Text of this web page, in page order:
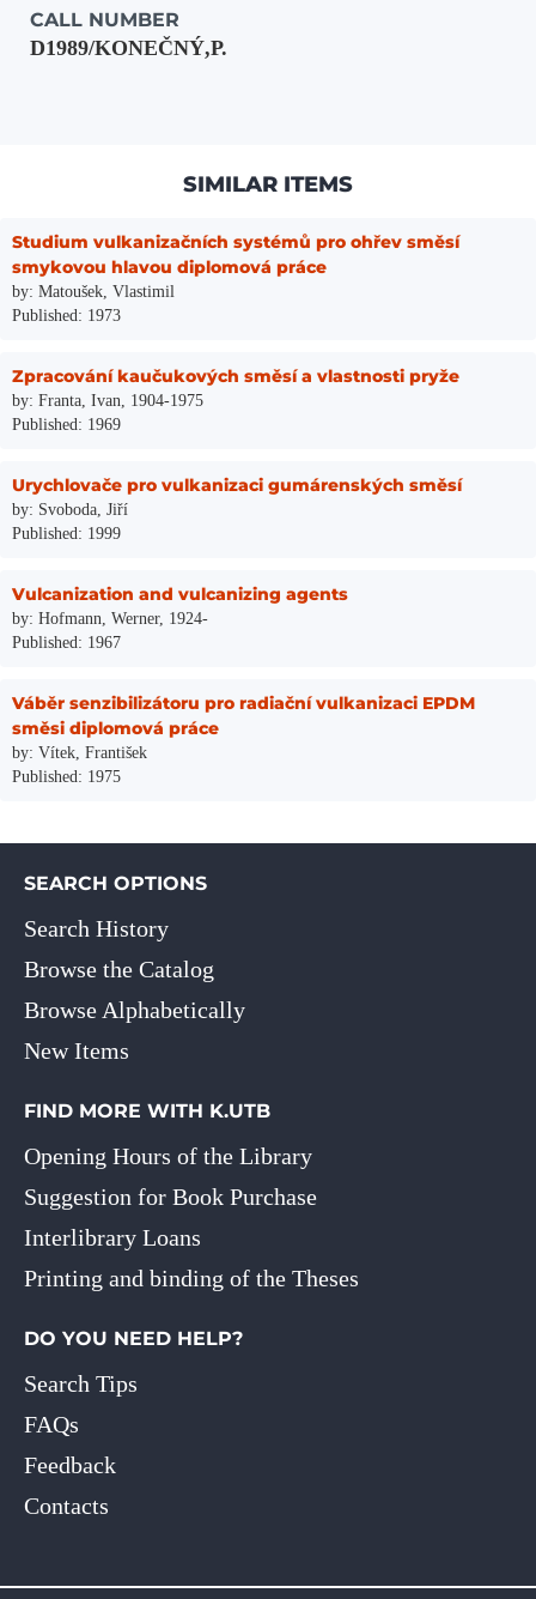
CALL NUMBER
D1989/KONEČNÝ,P.
SIMILAR ITEMS
Studium vulkanizačních systémů pro ohřev směsí
smykovou hlavou diplomová práce
by: Matoušek, Vlastimil
Published: 1973
Zpracování kaučukových směsí a vlastnosti pryže
by: Franta, Ivan, 1904-1975
Published: 1969
Urychlovače pro vulkanizaci gumárenských směsí
by: Svoboda, Jiří
Published: 1999
Vulcanization and vulcanizing agents
by: Hofmann, Werner, 1924-
Published: 1967
Váběr senzibilizátoru pro radiační vulkanizaci EPDM
směsi diplomová práce
by: Vítek, František
Published: 1975
SEARCH OPTIONS
Search History
Browse the Catalog
Browse Alphabetically
New Items
FIND MORE WITH K.UTB
Opening Hours of the Library
Suggestion for Book Purchase
Interlibrary Loans
Printing and binding of the Theses
DO YOU NEED HELP?
Search Tips
FAQs
Feedback
Contacts